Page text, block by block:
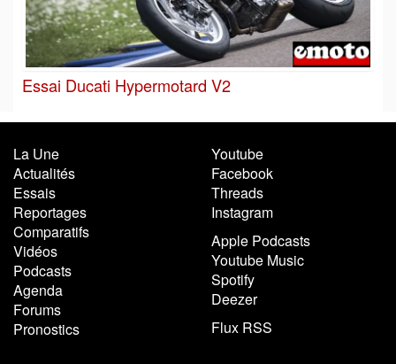
Essai Ducati Hypermotard V2
La Une
Actualités
Essais
Reportages
Comparatifs
Vidéos
Podcasts
Agenda
Forums
Pronostics
Youtube
Facebook
Threads
Instagram
Apple Podcasts
Youtube Music
Spotify
Deezer
Flux RSS